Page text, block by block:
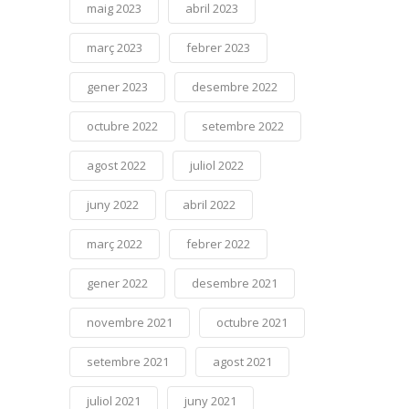
maig 2023 abril 2023
març 2023 febrer 2023
gener 2023 desembre 2022
octubre 2022 setembre 2022
agost 2022 juliol 2022
juny 2022 abril 2022
març 2022 febrer 2022
gener 2022 desembre 2021
novembre 2021 octubre 2021
setembre 2021 agost 2021
juliol 2021 juny 2021